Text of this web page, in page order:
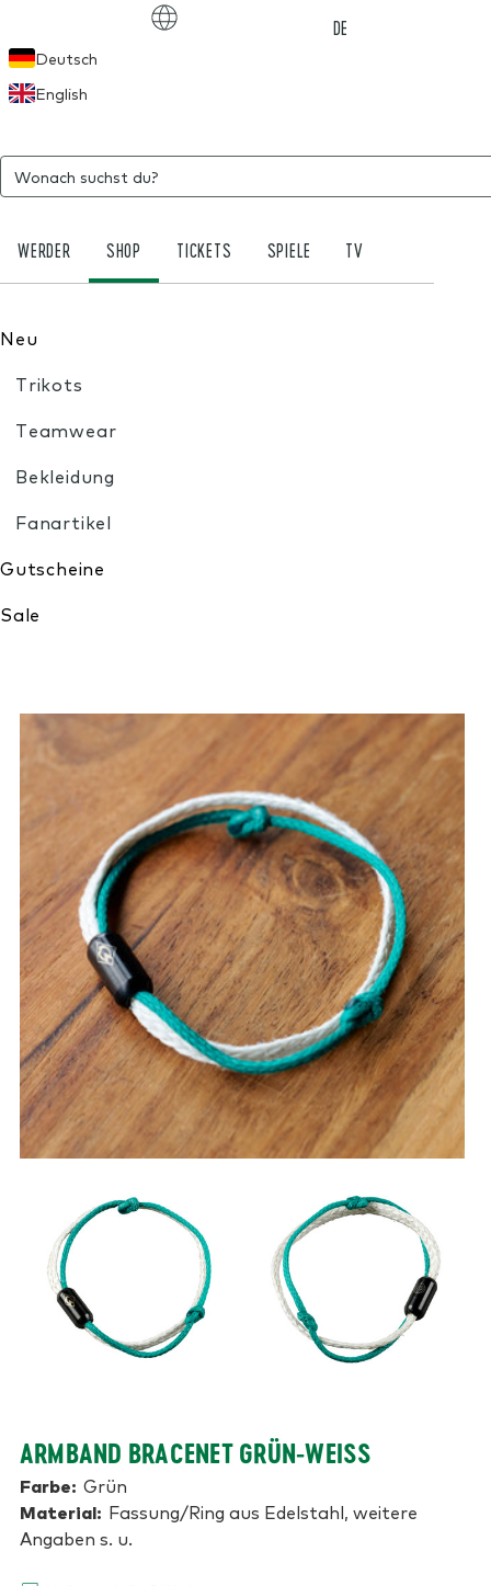
DE
Deutsch
English
Product images for Armband Bracenet grün-weiß
ARMBAND BRACENET GRÜN-WEISS
Farbe: Grün
Material: Fassung/Ring aus Edelstahl, weitere
Angaben s. u.